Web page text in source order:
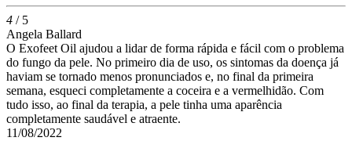
4 / 5
Angela Ballard
O Exofeet Oil ajudou a lidar de forma rápida e fácil com o problema
do fungo da pele. No primeiro dia de uso, os sintomas da doença já
haviam se tornado menos pronunciados e, no final da primeira
semana, esqueci completamente a coceira e a vermelhidão. Com
tudo isso, ao final da terapia, a pele tinha uma aparência
completamente saudável e atraente.
11/08/2022